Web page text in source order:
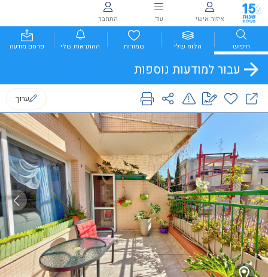
איזור אישי עוד התחבר
חיפוש הלוח שלי שמורות ההתראות שלי פרסם מודעה
עבור למודעות נוספות
ערוך